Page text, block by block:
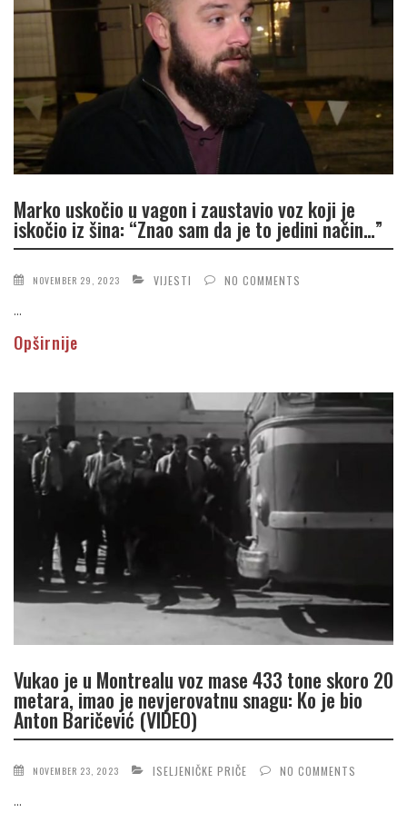
Marko uskočio u vagon i zaustavio voz koji je
iskočio iz šina: “Znao sam da je to jedini način…”
NOVEMBER 29, 2023 VIJESTI NO COMMENTS
...
Opširnije
Vukao je u Montrealu voz mase 433 tone skoro 20
metara, imao je nevjerovatnu snagu: Ko je bio
Anton Baričević (VIDEO)
NOVEMBER 23, 2023 ISELJENIČKE PRIČE NO COMMENTS
...